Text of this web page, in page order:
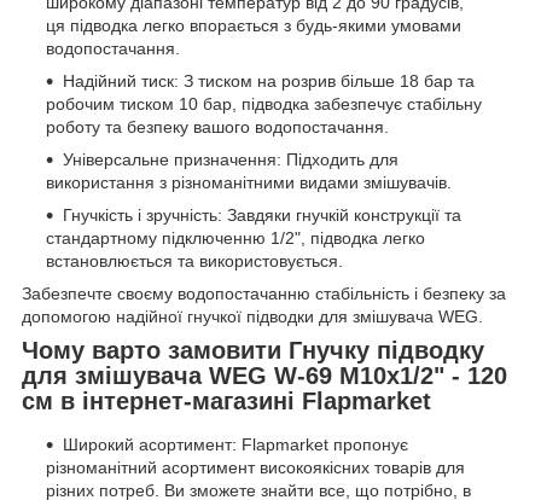
ця підводка легко впорається з будь-якими умовами
водопостачання.
Надійний тиск: З тиском на розрив більше 18 бар та
робочим тиском 10 бар, підводка забезпечує стабільну
роботу та безпеку вашого водопостачання.
Універсальне призначення: Підходить для
використання з різноманітними видами змішувачів.
Гнучкість і зручність: Завдяки гнучкій конструкції та
стандартному підключенню 1/2", підводка легко
встановлюється та використовується.
Забезпечте своєму водопостачанню стабільність і безпеку за
допомогою надійної гнучкої підводки для змішувача WEG.
Чому варто замовити Гнучку підводку
для змішувача WEG W-69 М10x1/2" - 120
см в інтернет-магазині Flapmarket
Широкий асортимент: Flapmarket пропонує
різноманітний асортимент високоякісних товарів для
різних потреб. Ви зможете знайти все, що потрібно, в